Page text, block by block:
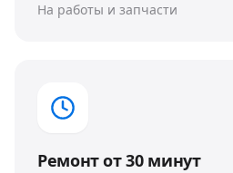
На работы и запчасти
Ремонт от 30 минут